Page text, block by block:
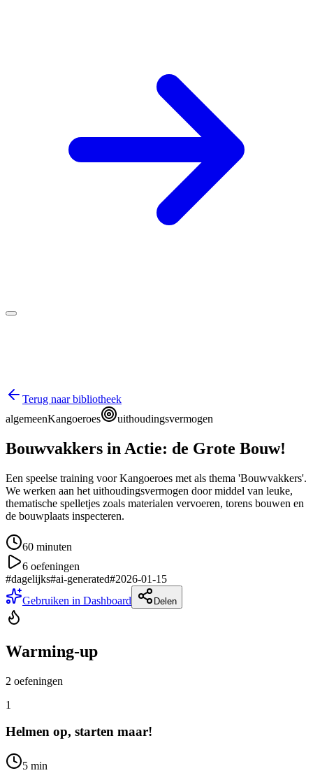
Terug naar bibliotheek
algemeenKangoeroes uithoudingsvermogen
Bouwvakkers in Actie: de Grote Bouw!
Een speelse training voor Kangoeroes met als thema 'Bouwvakkers'.
We werken aan het uithoudingsvermogen door middel van leuke,
thematische spelletjes zoals materialen vervoeren, torens bouwen en
de bouwplaats inspecteren.
60 minuten
6 oefeningen
#dagelijks#ai-generated#2026-01-15
Gebruiken in Dashboard
Delen
Warming-up
2 oefeningen
1
Helmen op, starten maar!
5 min